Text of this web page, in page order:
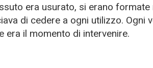
era usurato, si erano formate
di cedere a ogni utilizzo. Ogni
era il momento di intervenire.